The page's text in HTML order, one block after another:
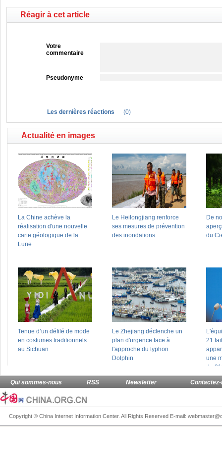
Réagir à cet article
Votre
commentaire
Pseudonyme
Les dernières réactions (0)